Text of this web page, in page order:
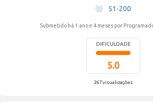
·
51-200
Submetido há 1 ano e 4 meses por
DIFICULDADE
5.0
267 visualizações